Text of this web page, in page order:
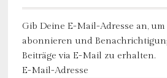
Gib Deine E-Mail-Adresse an,
abonnieren und
Beiträge via E-Mail zu erhalten.
E-Mail-Adresse